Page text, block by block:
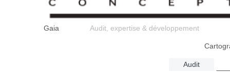
Gaia Audit, expertise & développement
Audit